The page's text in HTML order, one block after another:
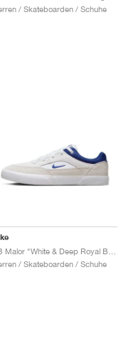
/ Skateboarden / Schuhe
/ Skateboarden / Schuhe